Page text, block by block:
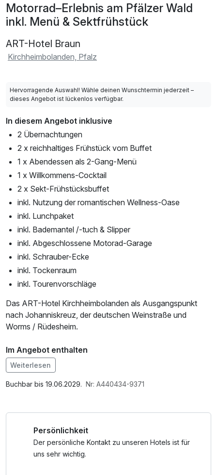
Motorrad–Erlebnis am Pfälzer Wald
inkl. Menü & Sektfrühstück
ART-Hotel Braun
Kirchheimbolanden, Pfalz
Hervorragende Auswahl! Wähle deinen Wunschtermin jederzeit –
dieses Angebot ist lückenlos verfügbar.
In diesem Angebot inklusive
2 Übernachtungen
2 x reichhaltiges Frühstück vom Buffet
1 x Abendessen als 2-Gang-Menü
1 x Willkommens-Cocktail
2 x Sekt-Frühstücksbuffet
inkl. Nutzung der romantischen Wellness-Oase
inkl. Lunchpaket
inkl. Bademantel /-tuch & Slipper
inkl. Abgeschlossene Motorad-Garage
inkl. Schrauber-Ecke
inkl. Tockenraum
inkl. Tourenvorschläge
Das ART-Hotel Kirchheimbolanden als Ausgangspunkt
nach Johanniskreuz, der deutschen Weinstraße und
Worms / Rüdesheim.
Im Angebot enthalten
1 Flasche Mineralwasser, Saunabenutzung,
Leihbademantel, Parkplatz, Nutzung des Wellnessbereichs,
W-LAN Nutzung / Internetnutzung, kostenfreier
Weiterlesen
Buchbar bis 19.06.2029. Nr: A440434-9371
Persönlichkeit
Der persönliche Kontakt zu unseren Hotels ist für
uns sehr wichtig.